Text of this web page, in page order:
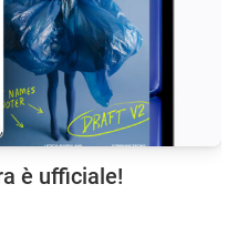
è ufficiale!